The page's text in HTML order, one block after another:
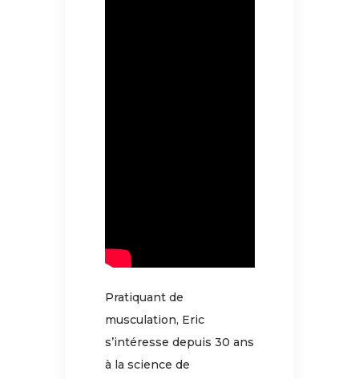
Pratiquant de
musculation, Eric
s’intéresse depuis 30 ans
à la science de